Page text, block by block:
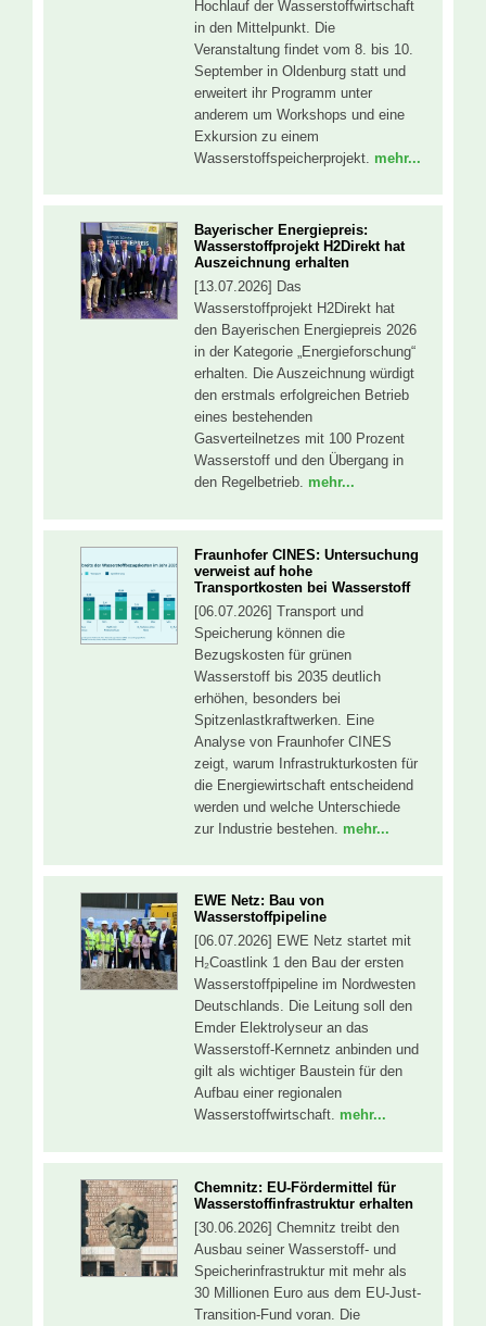
Hochlauf der Wasserstoffwirtschaft
in den Mittelpunkt. Die
Veranstaltung findet vom 8. bis 10.
September in Oldenburg statt und
erweitert ihr Programm unter
anderem um Workshops und eine
Exkursion zu einem
Wasserstoffspeicherprojekt. mehr...
Bayerischer Energiepreis:
Wasserstoffprojekt H2Direkt hat
Auszeichnung erhalten
[13.07.2026] Das
Wasserstoffprojekt H2Direkt hat
den Bayerischen Energiepreis 2026
in der Kategorie „Energieforschung“
erhalten. Die Auszeichnung würdigt
den erstmals erfolgreichen Betrieb
eines bestehenden
Gasverteilnetzes mit 100 Prozent
Wasserstoff und den Übergang in
den Regelbetrieb. mehr...
Fraunhofer CINES: Untersuchung
verweist auf hohe
Transportkosten bei Wasserstoff
[06.07.2026] Transport und
Speicherung können die
Bezugskosten für grünen
Wasserstoff bis 2035 deutlich
erhöhen, besonders bei
Spitzenlastkraftwerken. Eine
Analyse von Fraunhofer CINES
zeigt, warum Infrastrukturkosten für
die Energiewirtschaft entscheidend
werden und welche Unterschiede
zur Industrie bestehen. mehr...
EWE Netz: Bau von
Wasserstoffpipeline
[06.07.2026] EWE Netz startet mit
H₂Coastlink 1 den Bau der ersten
Wasserstoffpipeline im Nordwesten
Deutschlands. Die Leitung soll den
Emder Elektrolyseur an das
Wasserstoff-Kernnetz anbinden und
gilt als wichtiger Baustein für den
Aufbau einer regionalen
Wasserstoffwirtschaft. mehr...
Chemnitz: EU-Fördermittel für
Wasserstoffinfrastruktur erhalten
[30.06.2026] Chemnitz treibt den
Ausbau seiner Wasserstoff- und
Speicherinfrastruktur mit mehr als
30 Millionen Euro aus dem EU-Just-
Transition-Fund voran. Die